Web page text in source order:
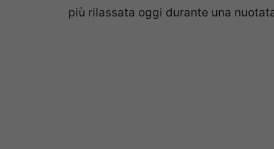
più rilassata oggi durante una